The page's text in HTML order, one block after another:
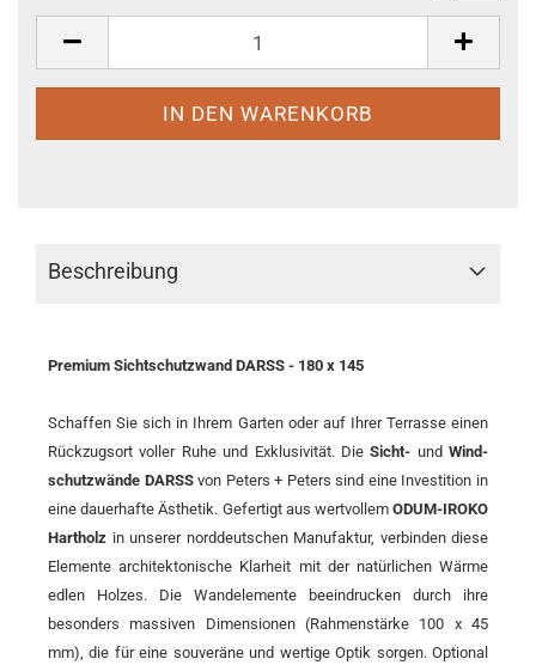
Beschreibung
Premium Sichtschutzwand DARSS - 180 x 145
Schaffen Sie sich in Ihrem Garten oder auf Ihrer Terrasse einen
Rück­zugsort voller Ruhe und Exklusivität. DieSicht- und Wind­
schutz­wände DARSSvon Peters + Peters sind eine Investition in
eine dauer­hafte Ästhetik. Gefertigt aus wert­vollem ODUM-IROKO
Hartholz in unserer nord­deutschen Manufaktur, verbinden diese
Elemente architektonische Klarheit mit der natürlichen Wärme
edlen Holzes. Die Wand­elemente beeindrucken durch ihre
besonders massiven Dimensionen (Rahmen­stärke 100 x 45
mm), die für eine souveräne und wertige Optik sorgen. Optional